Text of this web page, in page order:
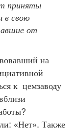
приняты
в свою
от
на
к цемзаводу
?
: «Нет». Также